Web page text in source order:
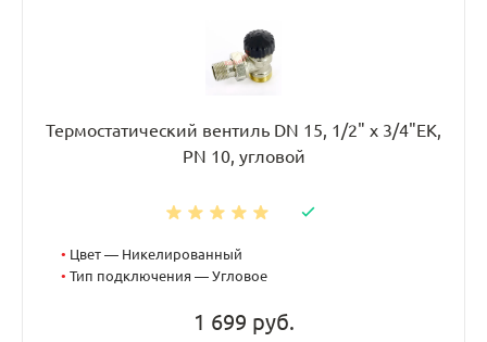
Термостатический вентиль DN 15, 1/2" х 3/4"EK,
PN 10, угловой
• Цвет — Никелированный
• Тип подключения — Угловое
1 699 руб.